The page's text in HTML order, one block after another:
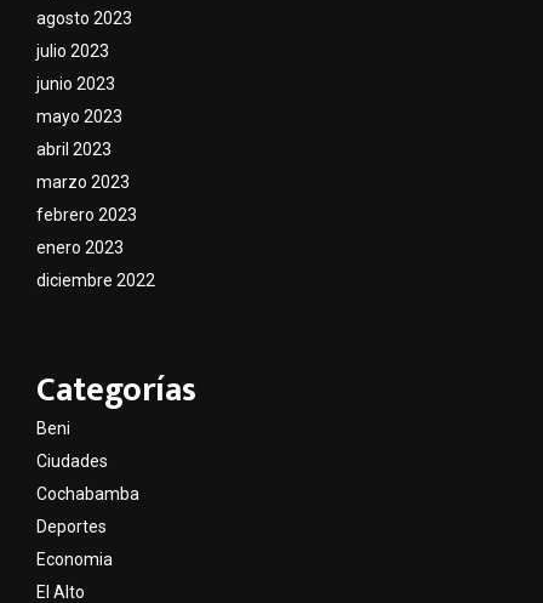
agosto 2023
julio 2023
junio 2023
mayo 2023
abril 2023
marzo 2023
febrero 2023
enero 2023
diciembre 2022
Categorías
Beni
Ciudades
Cochabamba
Deportes
Economia
El Alto